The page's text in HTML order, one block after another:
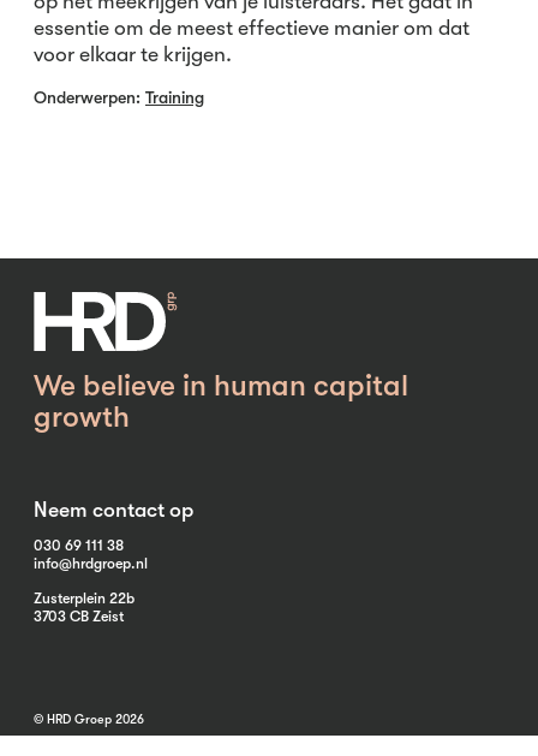
essentie om de meest effectieve manier om dat
voor elkaar te krijgen.
Onderwerpen: Training
We believe in human capital
growth
Neem contact op
030 69 111 38
info@hrdgroep.nl
Zusterplein 22b
3703 CB Zeist
© HRD Groep 2026